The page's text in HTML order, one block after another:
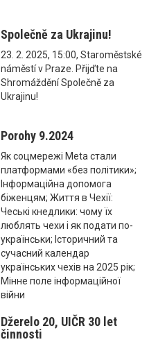
Společně za Ukrajinu!
23. 2. 2025, 15:00, Staroměstské
náměstí v Praze. Přijďte na
Shromáždění Společně za
Ukrajinu!
Porohy 9.2024
Як соцмережі Meta стали
платформами «без політики»;
Інформаційна допомога
біженцям; Життя в Чехії:
Чеські кнедлики: чому їх
люблять чехи і як подати по-
українськи; Історичний та
сучасний календар
українських чехів на 2025 рік;
Мінне поле інформаційної
війни
Džerelo 20, UIČR 30 let
činnosti